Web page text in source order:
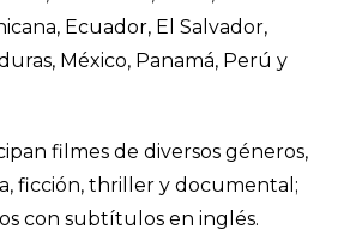
Ecuador, El Salvador,
México, Panamá, Perú y
filmes de diversos géneros,
ficción, thriller y documental;
con subtítulos en inglés.